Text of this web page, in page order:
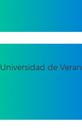
Universidad de